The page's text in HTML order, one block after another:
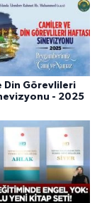
Din Görevlileri
- 2025